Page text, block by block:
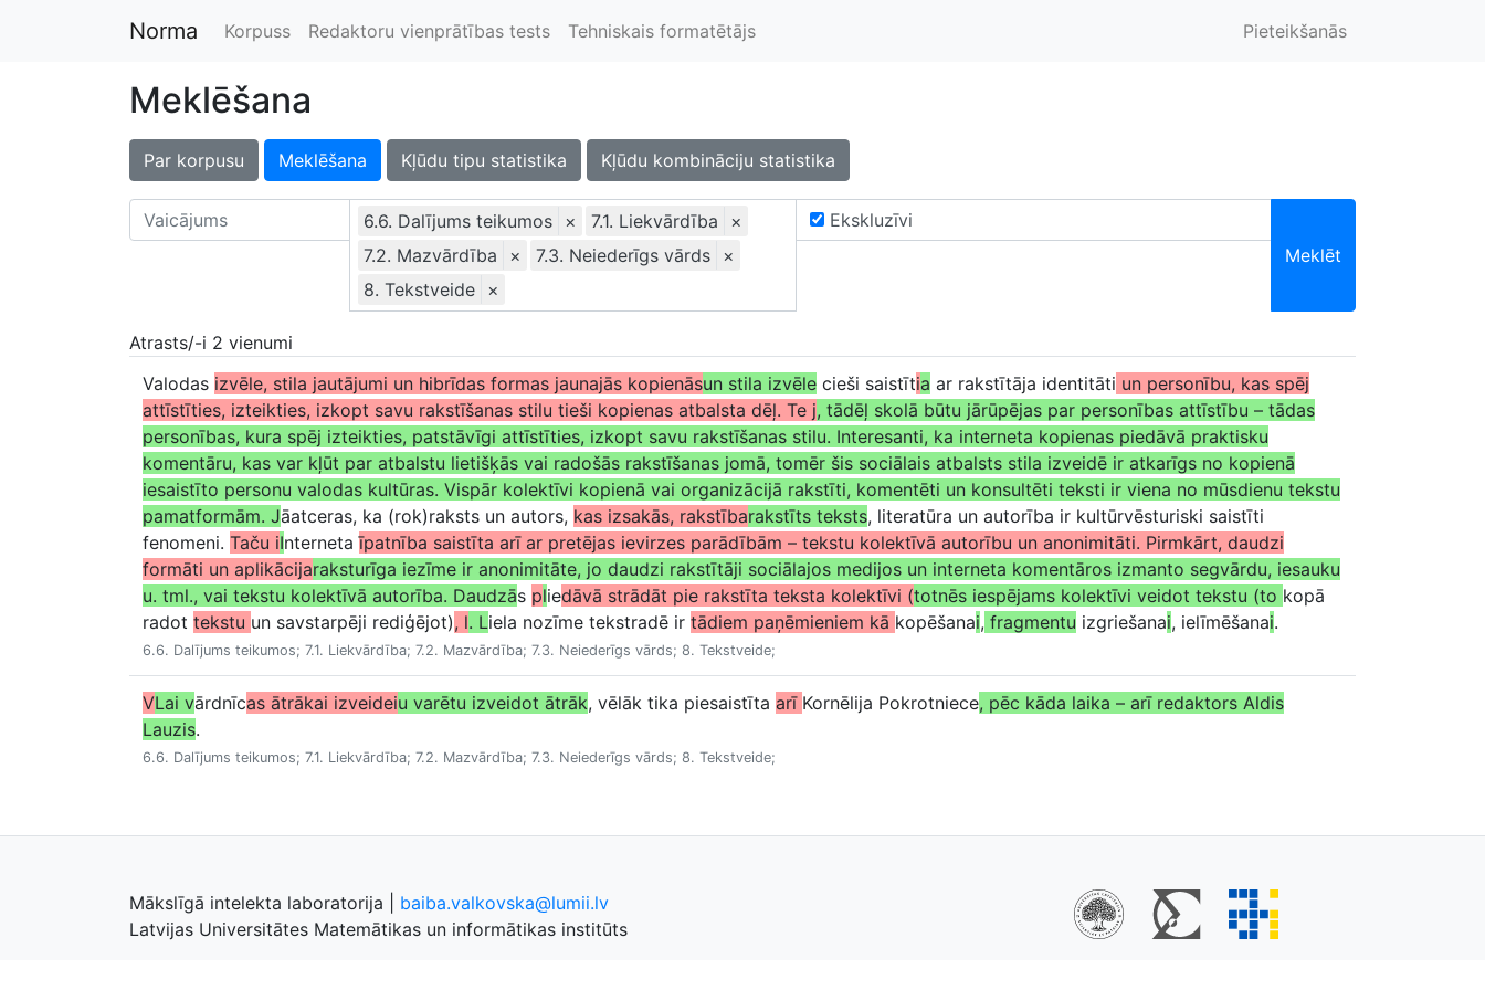
Norma Korpuss Redaktoru vienprātības tests Tehniskais formatētājs Pieteikšanās
Meklēšana
Par korpusu Meklēšana Kļūdu tipu statistika Kļūdu kombināciju statistika
6.6. Dalījums teikumos × 7.1. Liekvārdība
×
7.2. Mazvārdība
× 7.3. Neiederīgs vārds ×
8. Tekstveide ×
Ekskluzīvi
Meklēt
Atrasts/-i 2 vienumi
Valodas izvēle, stila jautājumi un hibrīdas formas jaunajās kopienāsun stila izvēle cieši saistītia ar rakstītāja identitāti un personību, kas spēj
attīstīties, izteikties, izkopt savu rakstīšanas stilu tieši kopienas atbalsta dēļ. Te j, tādēļ skolā būtu jārūpējas par personības attīstību – tādas
personības, kura spēj izteikties, patstāvīgi attīstīties, izkopt savu rakstīšanas stilu. Interesanti, ka interneta kopienas piedāvā praktisku
komentāru, kas var kļūt par atbalstu lietišķās vai radošās rakstīšanas jomā, tomēr šis sociālais atbalsts stila izveidē ir atkarīgs no kopienā
iesaistīto personu valodas kultūras. Vispār kolektīvi kopienā vai organizācijā rakstīti, komentēti un konsultēti teksti ir viena no mūsdienu tekstu
pamatformām. Jāatceras, ka (rok)raksts un autors, kas izsakās, rakstībarakstīts teksts, literatūra un autorība ir kultūrvēsturiski saistīti
fenomeni. Taču iInternetaīpatnība saistīta arī ar pretējas ievirzes parādībām – tekstu kolektīvā autorību un anonimitāti. Pirmkārt, daudzi
formāti un aplikācijaraksturīga iezīme ir anonimitāte, jo daudzi rakstītāji sociālajos medijos un interneta komentāros izmanto segvārdu, iesauku
u. tml., vai tekstu kolektīvā autorība. Daudzās pliedāvā strādāt pie rakstīta teksta kolektīvi (totnēs iespējams kolektīvi veidot tekstu (to kopā
radot tekstu un savstarpēji rediģējot), l. Liela nozīme tekstradē ir tādiem paņēmieniem kā kopēšanai, fragmentu izgriešanai, ielīmēšanai.
6.6. Dalījums teikumos; 7.1. Liekvārdība; 7.2. Mazvārdība; 7.3. Neiederīgs vārds; 8. Tekstveide;
VLai vārdnīcas ātrākai izveideiu varētu izveidot ātrāk, vēlāk tika piesaistīta arī Kornēlija Pokrotniece, pēc kāda laika – arī redaktors Aldis
Lauzis.
6.6. Dalījums teikumos; 7.1. Liekvārdība; 7.2. Mazvārdība; 7.3. Neiederīgs vārds; 8. Tekstveide;
Mākslīgā intelekta laboratorija
baiba.valkovska@lumii.lv
Latvijas Universitātes Matemātikas un informātikas institūts